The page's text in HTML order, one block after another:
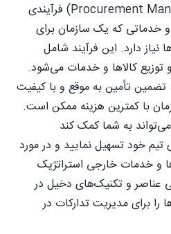
مدیریت تدارکات (Procurement Management) فرآیندی
و خدماتی که یک سازمان برای
دارد. این فرآیند شامل
و توزیع کالاها و خدمات می‌شود.
تأمین به موقع و با کیفیت
با کمترین هزینه ممکن است.
به شما کمک کند
تیم خود تسهیل نمایید و در مورد
و خدمات خارجی استراتژیک
عناصر و تکنیک‌های دخیل در
را برای مدیریت تدارکات در